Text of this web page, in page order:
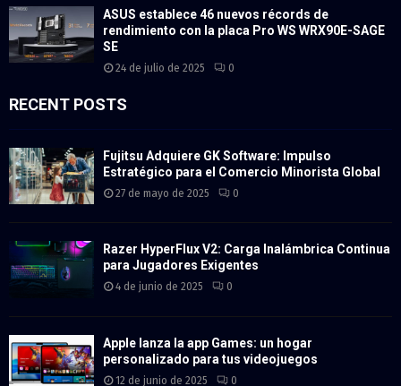
ASUS establece 46 nuevos récords de
rendimiento con la placa Pro WS WRX90E-SAGE
SE
24 de julio de 2025 0
RECENT POSTS
Fujitsu Adquiere GK Software: Impulso
Estratégico para el Comercio Minorista Global
27 de mayo de 2025 0
Razer HyperFlux V2: Carga Inalámbrica Continua
para Jugadores Exigentes
4 de junio de 2025 0
Apple lanza la app Games: un hogar
personalizado para tus videojuegos
12 de junio de 2025 0